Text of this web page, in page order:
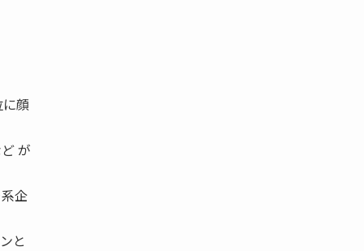
顔
が
企
と